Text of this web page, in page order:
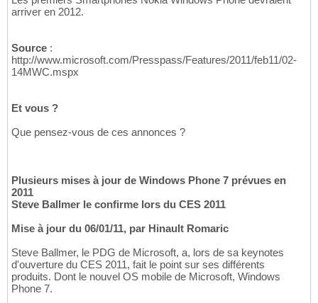
arriver en 2012.
Source :
http://www.microsoft.com/Presspass/Features/2011/feb11/02-
14MWC.mspx
Et vous ?
Que pensez-vous de ces annonces ?
Plusieurs mises à jour de Windows Phone 7 prévues en
2011
Steve Ballmer le confirme lors du CES 2011
Mise à jour du 06/01/11, par Hinault Romaric
Steve Ballmer, le PDG de Microsoft, a, lors de sa keynotes
d'ouverture du CES 2011, fait le point sur ses différents
produits. Dont le nouvel OS mobile de Microsoft, Windows
Phone 7.